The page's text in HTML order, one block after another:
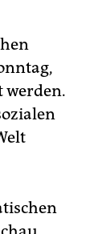
werden.